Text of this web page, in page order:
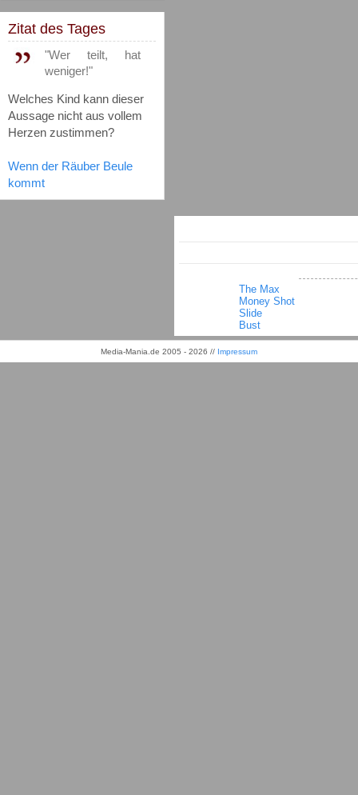
Zitat des Tages
"Wer teilt, hat
weniger!"
Welches Kind kann dieser
Aussage nicht aus vollem
Herzen zustimmen?
Wenn der Räuber Beule
kommt
The Max
Money Shot
Slide
Bust
Media-Mania.de 2005 - 2026 // Impressum